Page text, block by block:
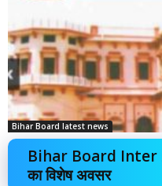
Bihar Board latest news
Bihar Board Inter
का विशेष अवसर